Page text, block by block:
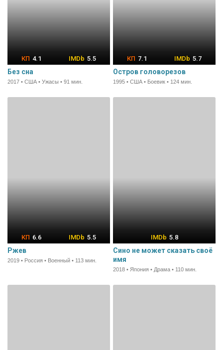
4.1 5.5
Без сна
2017 • США • Ужасы • 91 мин.
7.1 5.7
Остров головорезов
1995 • США • Боевик • 124 мин.
6.6 5.5
Ржев
2019 • Россия • Военный • 113 мин.
5.8
Сино не может сказать своё
имя
2018 • Япония • Драма • 110 мин.